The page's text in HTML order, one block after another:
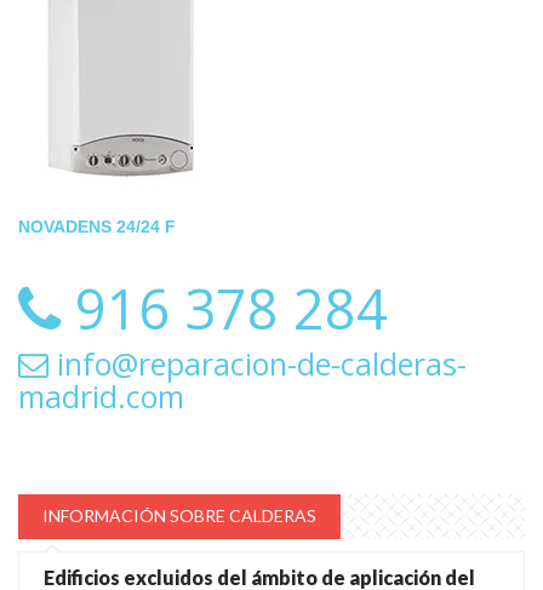
NOVADENS 24/24 F
916 378 284
info@reparacion-de-calderas-
madrid.com
INFORMACIÓN SOBRE CALDERAS
Edificios excluidos del ámbito de aplicación del